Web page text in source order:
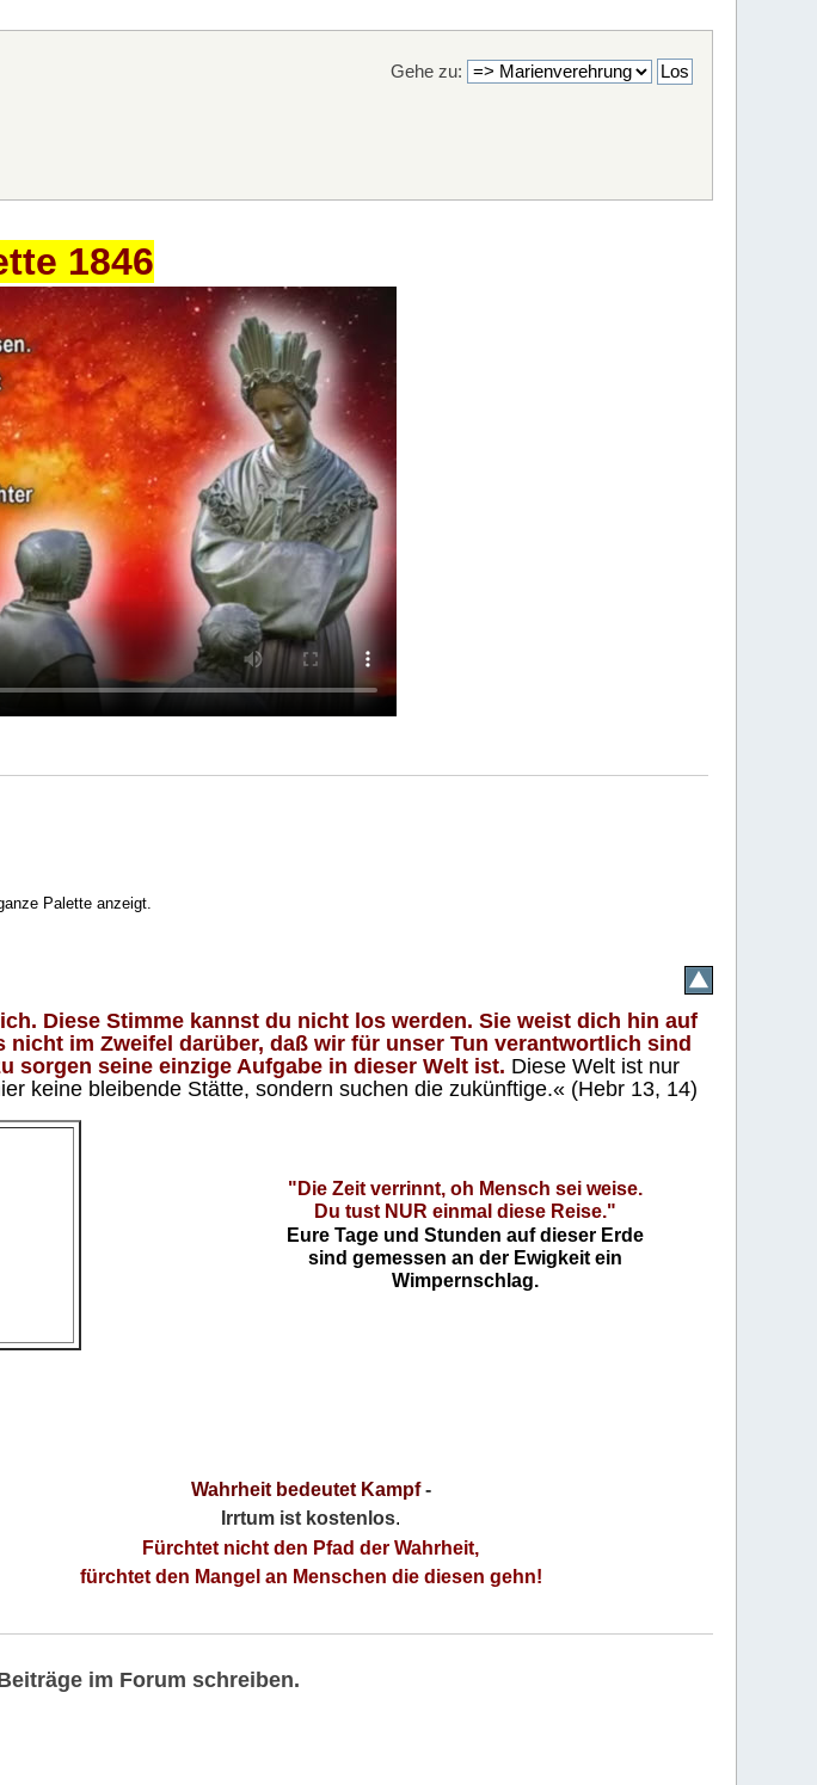
Gehe zu:
1846
Palette anzeigt.
Diese Stimme kannst du nicht los werden. Sie weist dich hin auf
im Zweifel darüber, daß wir für unser Tun verantwortlich sind
sorgen seine einzige Aufgabe in dieser Welt ist. Diese Welt ist nur
keine bleibende Stätte, sondern suchen die zukünftige.« (Hebr 13, 14)
"Die Zeit verrinnt, oh Mensch sei weise.
Du tust NUR einmal diese Reise."
Eure Tage und Stunden auf dieser Erde
sind gemessen an der Ewigkeit ein
Wimpernschlag.
Wahrheit bedeutet Kampf-
Irrtum ist kostenlos.
Fürchtet nicht den Pfad der Wahrheit,
fürchtet den Mangel an Menschen die diesen gehn!
im Forum schreiben.